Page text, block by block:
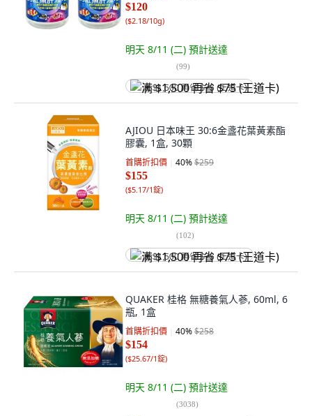
$120
($2.18/10g)
明天 8/11 (二) 預計送達
(99)
满 $1,500 再省 $75 (王道卡)
AJIOU 日本味王 30:6金盞花葉黃素酯
膠囊, 1盒, 30顆
首購折扣價 40%$259
$155
($5.17/1錠)
明天 8/11 (二) 預計送達
(102)
满 $1,500 再省 $75 (王道卡)
QUAKER 桂格 無糖養氣人蔘, 60ml, 6
瓶, 1盒
首購折扣價 40%$258
$154
($25.67/1錠)
明天 8/11 (二) 預計送達
(3038)